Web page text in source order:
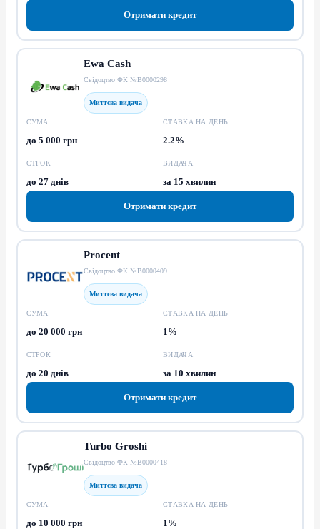
Отримати кредит
Ewa Cash
Свідоцтво ФК №В0000298
Миттєва видача
СУМА
до 5 000 грн
СТАВКА НА ДЕНЬ
2.2%
СТРОК
до 27 днів
ВИДАЧА
за 15 хвилин
Отримати кредит
Procent
Свідоцтво ФК №В0000409
Миттєва видача
СУМА
до 20 000 грн
СТАВКА НА ДЕНЬ
1%
СТРОК
до 20 днів
ВИДАЧА
за 10 хвилин
Отримати кредит
Turbo Groshi
Свідоцтво ФК №В0000418
Миттєва видача
СУМА
до 10 000 грн
СТАВКА НА ДЕНЬ
1%